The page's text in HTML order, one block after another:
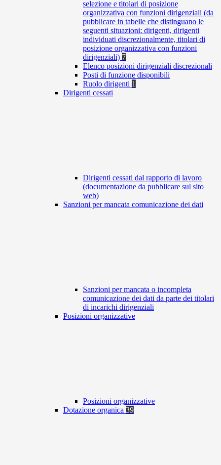
selezione e titolari di posizione
organizzativa con funzioni dirigenziali (da
pubblicare in tabelle che distinguano le
seguenti situazioni: dirigenti, dirigenti
individuati discrezionalmente, titolari di
posizione organizzativa con funzioni
dirigenziali) 7
Elenco posizioni dirigenziali discrezionali
Posti di funzione disponibili
Ruolo dirigenti 1
Dirigenti cessati
Dirigenti cessati dal rapporto di lavoro
(documentazione da pubblicare sul sito
web)
Sanzioni per mancata comunicazione dei dati
Sanzioni per mancata o incompleta
comunicazione dei dati da parte dei titolari
di incarichi dirigenziali
Posizioni organizzative
Posizioni organizzative
Dotazione organica 39